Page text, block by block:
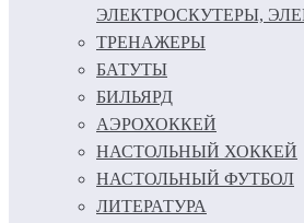
ЭЛЕКТРОСКУТЕРЫ,
ТРЕНАЖЕРЫ
БАТУТЫ
БИЛЬЯРД
АЭРОХОККЕЙ
НАСТОЛЬНЫЙ ХОККЕЙ
НАСТОЛЬНЫЙ ФУТБОЛ
ЛИТЕРАТУРА